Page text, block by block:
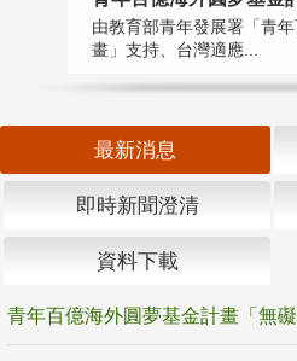
由教育部青年發展署「青
畫」支持、台灣適應...
最新消息
即時新聞澄清
資料下載